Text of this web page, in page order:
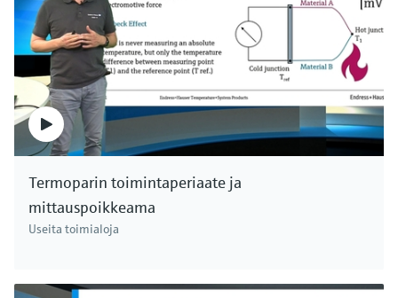
mahdollistavat jatkuvan pintojen,
pinnankorkeuksien ja tiheyksien mittaamisen.
Myös kaikkein epäsuotuisimmissa
prosessiolosuhteissa, kuten korkeissa paineissa
tai korkeissa lämpötiloissa, sekä syövyttävissä ja
hankaavissa aineissa. Meillä on sopiva ratkaisu
kaikkiin sovelluksiin. Endress+Hauser.
Termoparin toimintaperiaate ja
mittauspoikkeama
Useita toimialoja